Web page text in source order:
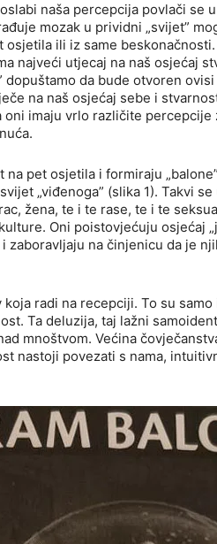
naša percepcija povlači se
mozak u prividni „svijet”
ili iz same
najveći utjecaj na naš osjećaj
dopuštamo da bude otvoren
na naš osjećaj sebe i
imaju vrlo različite
pet osjetila i formiraju
„viđenoga” (slika 1). Takvi
žena, te i te rase, te i te
Oni poistovjećuju osjećaj
na činjenicu da je
radi na recepciji. To su
Ta deluzija, taj lažni
mnoštvom. Većina
nastoji povezati s nama,